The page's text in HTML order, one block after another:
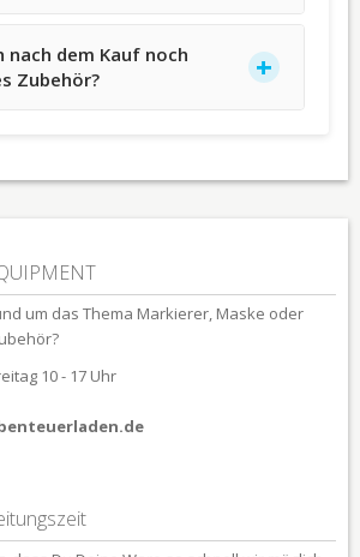
nach dem Kauf noch
Zubehör?
um das Thema Markierer, Maske oder
10 - 17 Uhr